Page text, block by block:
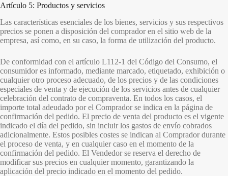
Artículo 5: Productos y servicios
Las características esenciales de los bienes, servicios y sus respectivos
precios se ponen a disposición del comprador en el sitio web de la
empresa, así como, en su caso, la forma de utilización del producto.
De conformidad con el artículo L112-1 del Código del Consumo, el
consumidor es informado, mediante marcado, etiquetado, exhibición o
cualquier otro proceso adecuado, de los precios y de las condiciones
especiales de venta y de ejecución de los servicios antes de cualquier
celebración del contrato de compraventa. En todos los casos, el
importe total adeudado por el Comprador se indica en la página de
confirmación del pedido. El precio de venta del producto es el vigente
indicado el día del pedido, sin incluir los gastos de envío cobrados
adicionalmente. Estos posibles costes se indican al Comprador durante
el proceso de venta, y en cualquier caso en el momento de la
confirmación del pedido. El Vendedor se reserva el derecho de
modificar sus precios en cualquier momento, garantizando la
aplicación del precio indicado en el momento del pedido.